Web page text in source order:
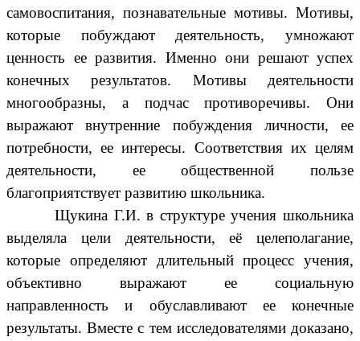
самовоспитания, познавательные мотивы. Мотивы,
которые побуждают деятельность, умножают
ценность ее развития. Именно они решают успех
конечных результатов. Мотивы деятельности
многообразны, а подчас противоречивы. Они
выражают внутренние побуждения личности, ее
потребности, ее интересы. Соответствия их целям
деятельности, ее общественной пользе
благоприятствует развитию школьника.
Щукина Г.И. в структуре учения школьника
выделяла цели деятельности, её целеполагание,
которые определяют длительный процесс учения,
объективно выражают ее социальную
направленность и обуславливают ее конечные
результаты. Вместе с тем исследователями доказано,